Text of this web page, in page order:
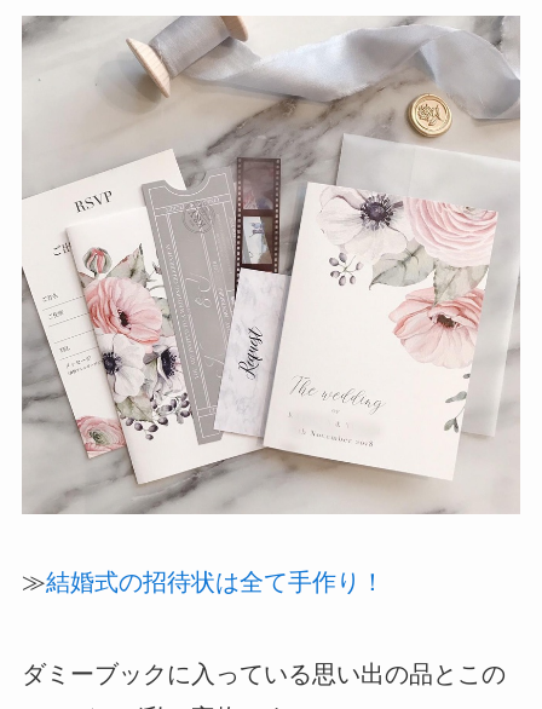
≫結婚式の招待状は全て手作り！
ダミーブックに入っている思い出の品とこの